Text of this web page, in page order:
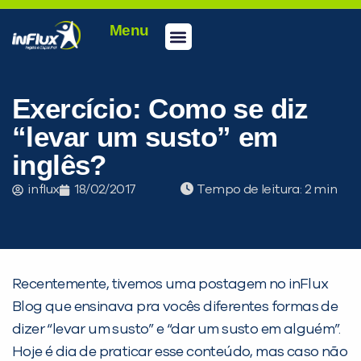
Menu
Exercício: Como se diz
“levar um susto” em
inglês?
influx 18/02/2017 Tempo de leitura:
Recentemente, tivemos uma postagem no inFlux
Blog que ensinava pra vocês diferentes formas de
dizer “levar um susto” e “dar um susto em alguém”.
Hoje é dia de praticar esse conteúdo, mas caso não